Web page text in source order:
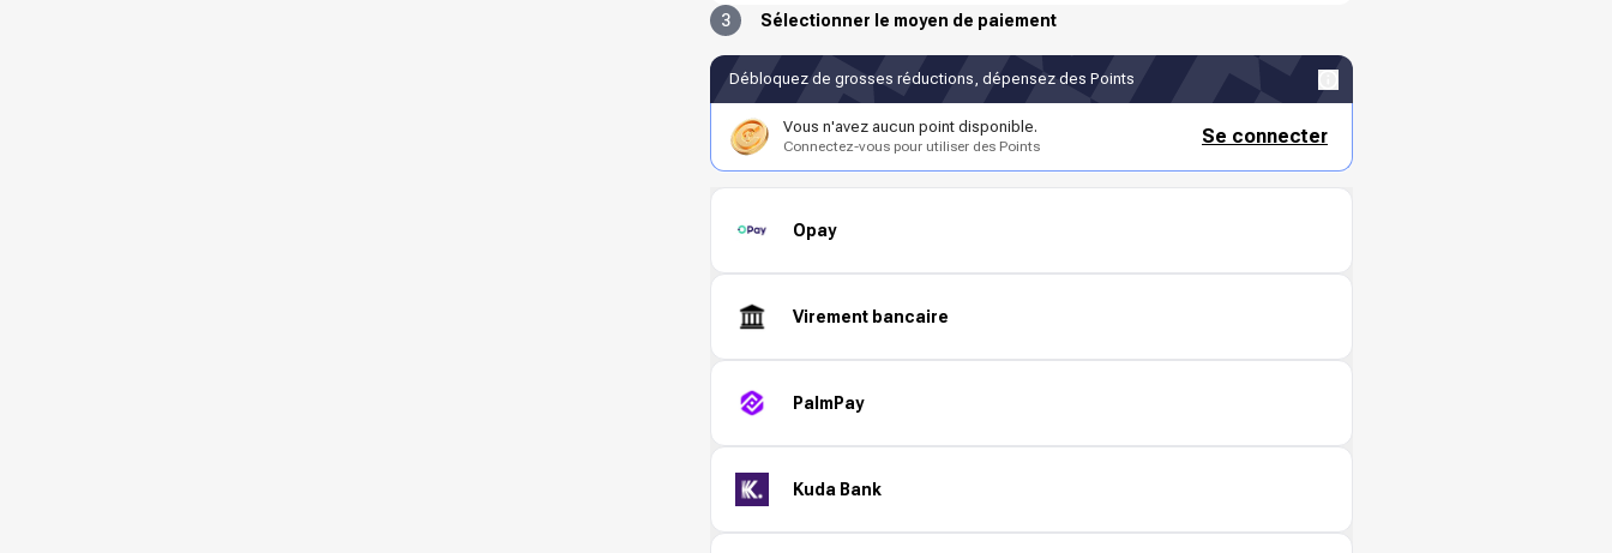
3 Sélectionner le moyen de paiement
Débloquez de grosses réductions, dépensez des Points
Vous n'avez aucun point disponible.
Connectez-vous pour utiliser des Points Se connecter
Opay
Virement bancaire
PalmPay
Kuda Bank